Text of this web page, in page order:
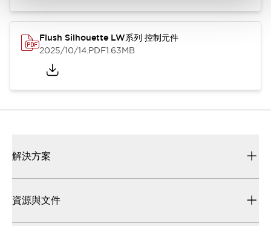
Flush Silhouette LW系列 控制元件
2025/10/14.PDF1.63MB
解決方案
資源與文件